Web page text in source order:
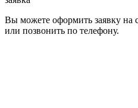
Вы можете оформить заявку на
или позвонить по телефону.